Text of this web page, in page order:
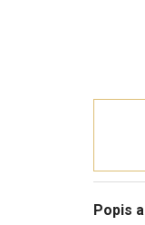
Popis